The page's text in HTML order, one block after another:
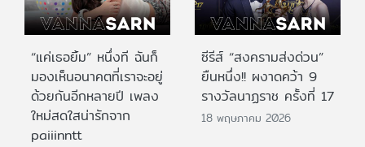
“แค่เธอยิ้ม” หนึ่งที ฉันก็
มองเห็นอนาคตที่เราจะอยู่
ด้วยกันอีกหลายปี เพลง
ใหม่สดใสน่ารักจาก
paiiinntt
ซีรีส์ “สงครามส่งด่วน”
ยืนหนึ่ง!! ผงาดคว้า 9
รางวัลนาฏราช ครั้งที่ 17
18 พฤษภาคม 2026